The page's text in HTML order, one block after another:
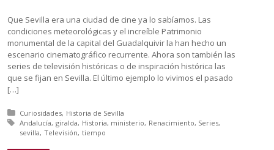
Que Sevilla era una ciudad de cine ya lo sabíamos. Las
condiciones meteorológicas y el increíble Patrimonio
monumental de la capital del Guadalquivir la han hecho un
escenario cinematográfico recurrente. Ahora son también las
series de televisión históricas o de inspiración histórica las
que se fijan en Sevilla. El último ejemplo lo vivimos el pasado
[…]
Posted in:
Curiosidades Historia de Sevilla
Tagged with:
Andalucía giralda Historia ministerio Renacimiento Series
sevilla Televisión tiempo